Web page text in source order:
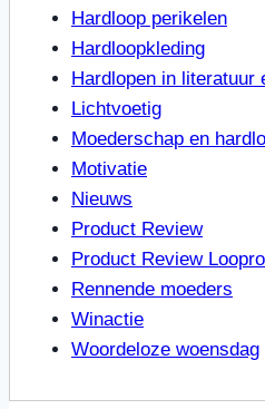
Hardloop perikelen
Hardloopkleding
Hardlopen in literatuur
Lichtvoetig
Moederschap en
Motivatie
Nieuws
Product Review
Product Review
Rennende moeders
Winactie
Woordeloze woensdag